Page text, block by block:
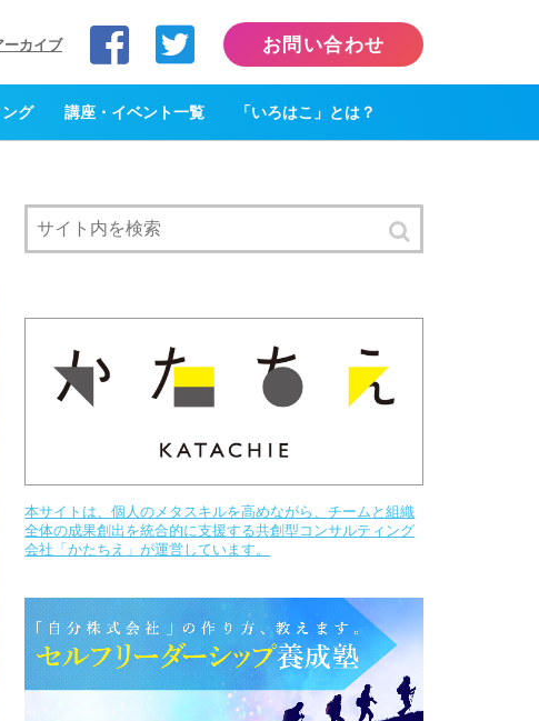
お問い合わせ
ーカイブ
グ 講座・イベント一覧 「いろはこ」とは？
本サイトは、個人のメタスキルを高めながら、チームと組織
全体の成果創出を統合的に支援する共創型コンサルティング
会社「かたちえ」が運営しています。